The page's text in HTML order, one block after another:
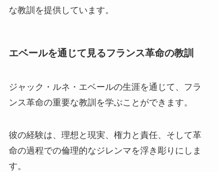
な教訓を提供しています。
エベールを通じて見るフランス革命の教訓
ジャック・ルネ・エベールの生涯を通じて、フラ
ンス革命の重要な教訓を学ぶことができます。
彼の経験は、理想と現実、権力と責任、そして革
命の過程での倫理的なジレンマを浮き彫りにしま
す。